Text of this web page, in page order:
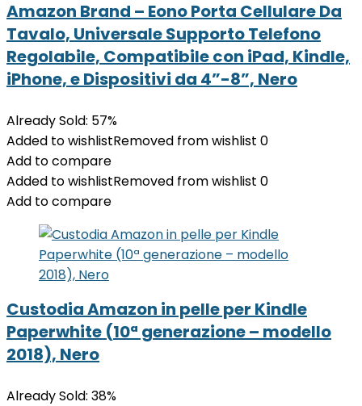
Amazon Brand – Eono Porta Cellulare Da
Tavalo, Universale Supporto Telefono
Regolabile, Compatibile con iPad, Kindle,
iPhone, e Dispositivi da 4”-8”, Nero
Already Sold: 57%
Added to wishlistRemoved from wishlist 0
Add to compare
Added to wishlistRemoved from wishlist 0
Add to compare
Custodia Amazon in pelle per Kindle
Paperwhite (10ª generazione – modello
2018), Nero
Already Sold: 38%